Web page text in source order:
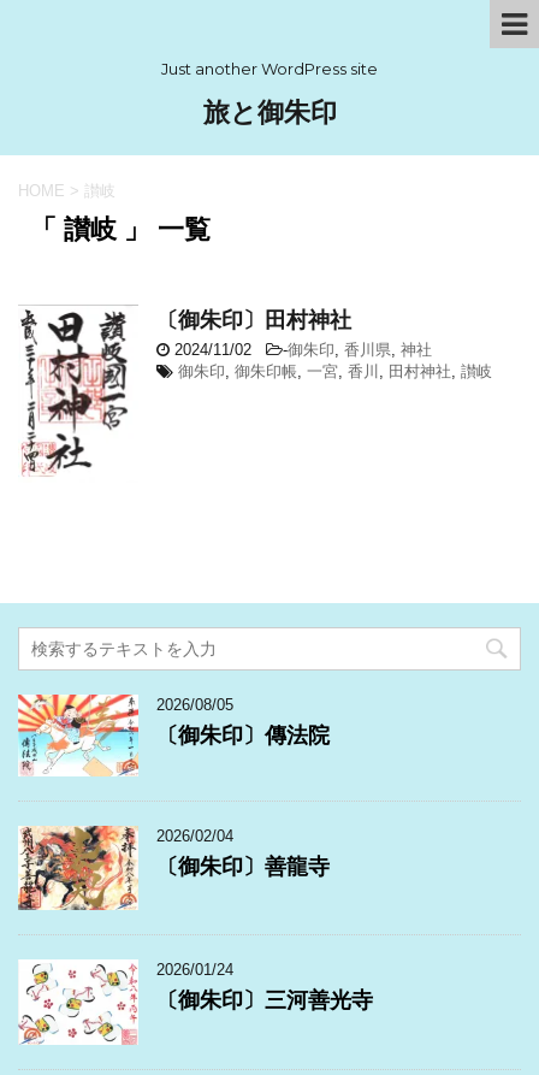
Just another WordPress site
旅と御朱印
HOME > 讃岐
「 讃岐 」 一覧
〔御朱印〕田村神社
2024/11/02 -御朱印, 香川県, 神社
御朱印, 御朱印帳, 一宮, 香川 , 田村神社, 讃岐
2026/08/05
〔御朱印〕傳法院
2026/02/04
〔御朱印〕善龍寺
2026/01/24
〔御朱印〕三河善光寺